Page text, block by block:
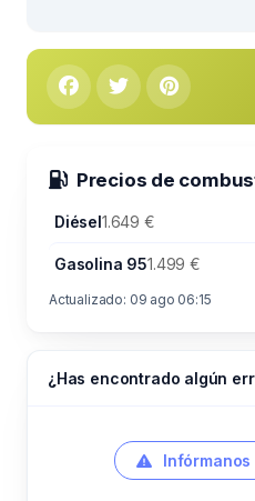
Precios de
Diésel1.649 €
Gasolina 951.499 €
Actualizado: 09 ago 06:15
¿Has encontrado algún